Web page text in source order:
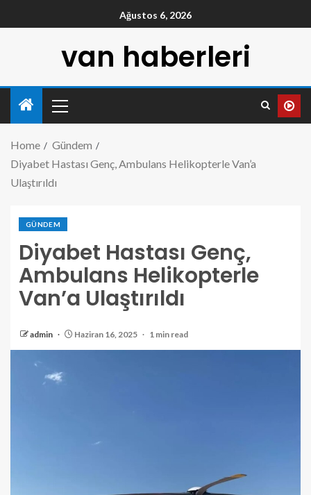
Ağustos 6, 2026
van haberleri
Home
Gündem
Diyabet Hastası Genç, Ambulans Helikopterle Van’a
Ulaştırıldı
GÜNDEM
Diyabet Hastası Genç,
Ambulans Helikopterle
Van’a Ulaştırıldı
admin Haziran 16, 2025 1 min read